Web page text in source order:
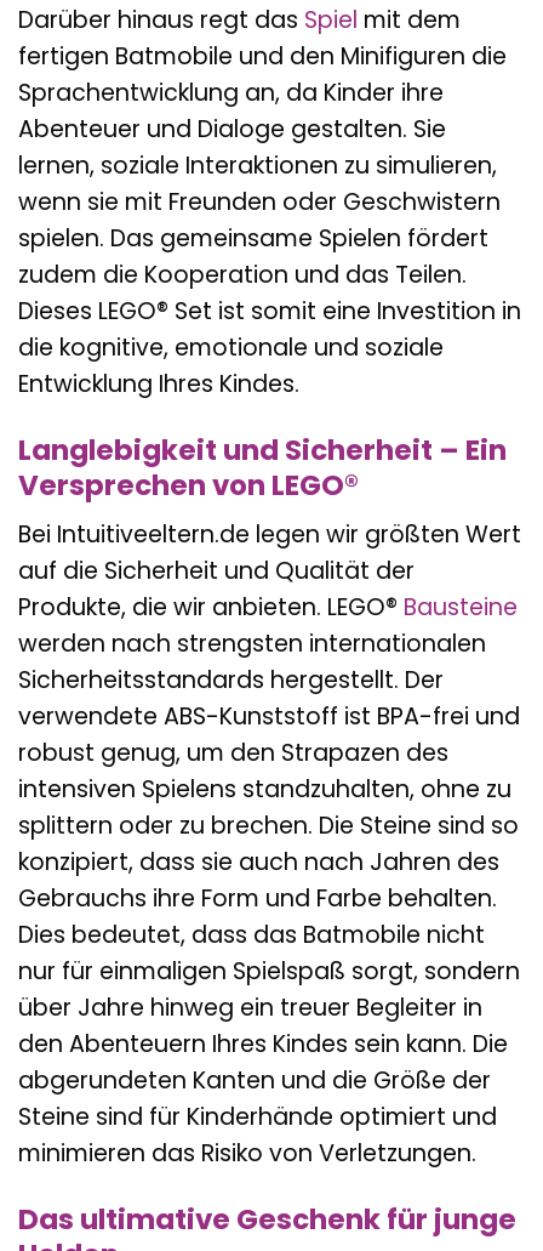
Darüber hinaus regt das Spiel mit dem
fertigen Batmobile und den Minifiguren die
Sprachentwicklung an, da Kinder ihre
Abenteuer und Dialoge gestalten. Sie
lernen, soziale Interaktionen zu simulieren,
wenn sie mit Freunden oder Geschwistern
spielen. Das gemeinsame Spielen fördert
zudem die Kooperation und das Teilen.
Dieses LEGO® Set ist somit eine Investition in
die kognitive, emotionale und soziale
Entwicklung Ihres Kindes.
Langlebigkeit und Sicherheit – Ein
Versprechen von LEGO®
Bei Intuitiveeltern.de legen wir größten Wert
auf die Sicherheit und Qualität der
Produkte, die wir anbieten. LEGO® Bausteine
werden nach strengsten internationalen
Sicherheitsstandards hergestellt. Der
verwendete ABS-Kunststoff ist BPA-frei und
robust genug, um den Strapazen des
intensiven Spielens standzuhalten, ohne zu
splittern oder zu brechen. Die Steine sind so
konzipiert, dass sie auch nach Jahren des
Gebrauchs ihre Form und Farbe behalten.
Dies bedeutet, dass das Batmobile nicht
nur für einmaligen Spielspaß sorgt, sondern
über Jahre hinweg ein treuer Begleiter in
den Abenteuern Ihres Kindes sein kann. Die
abgerundeten Kanten und die Größe der
Steine sind für Kinderhände optimiert und
minimieren das Risiko von Verletzungen.
Das ultimative Geschenk für junge